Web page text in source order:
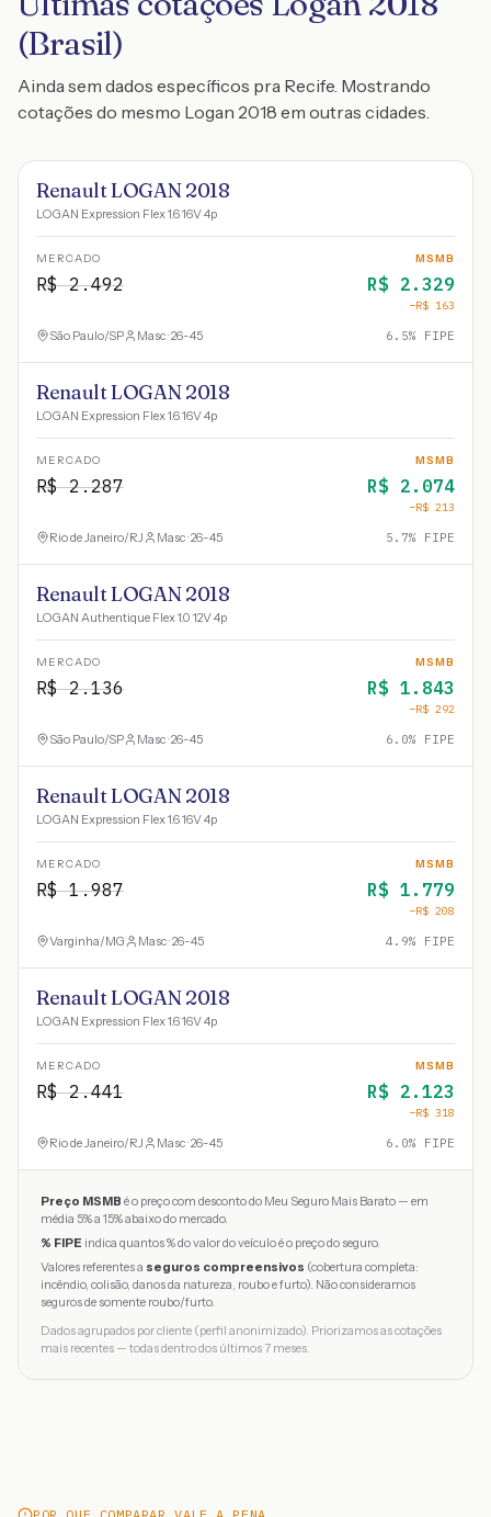
(Brasil)
Ainda sem dados específicos pra Recife. Mostrando
cotações do mesmo Logan 2018 em outras cidades.
Renault LOGAN 2018
LOGAN Expression Flex 1.6 16V 4p
MERCADO
R$2.492
MSMB
R$ 2.329
−R$ 163
São Paulo/SP Masc · 26-45 6.5% FIPE
Renault LOGAN 2018
LOGAN Expression Flex 1.6 16V 4p
MERCADO
R$2.287
MSMB
R$ 2.074
−R$ 213
Rio de Janeiro/RJ Masc · 26-45 5.7% FIPE
Renault LOGAN 2018
LOGAN Authentique Flex 1.0 12V 4p
MERCADO
R$2.136
MSMB
R$ 1.843
−R$ 292
São Paulo/SP Masc · 26-45 6.0% FIPE
Renault LOGAN 2018
LOGAN Expression Flex 1.6 16V 4p
MERCADO
R$1.987
MSMB
R$ 1.779
−R$ 208
Varginha/MG Masc · 26-45 4.9% FIPE
Renault LOGAN 2018
LOGAN Expression Flex 1.6 16V 4p
MERCADO
R$2.441
MSMB
R$ 2.123
−R$ 318
Rio de Janeiro/RJ Masc · 26-45 6.0% FIPE
Preço MSMB é o preço com desconto do Meu Seguro Mais Barato — em
média 5% a 15% abaixo do mercado.
% FIPE indica quantos % do valor do veículo é o preço do seguro.
Valores referentes a seguros compreensivos (cobertura completa:
incêndio, colisão, danos da natureza, roubo e furto). Não consideramos
seguros de somente roubo/furto.
Dados agrupados por cliente (perfil anonimizado). Priorizamos as cotações
mais recentes — todas dentro dos últimos 7 meses.